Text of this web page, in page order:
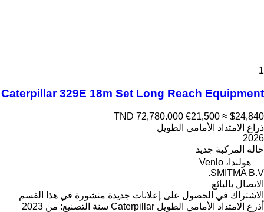
1
Caterpillar 329E 18m Set Long Reach Equipment
TND 72,780.000 €21,500 ≈ $24,840
ذراع الامتداد الأمامي الطويل
2026
حالة المركبة جديد
هولندا، Venlo
SMITMA B.V.
الاتصال بالبائع
الاشتراك في الحصول على إعلانات جديدة منشورة في هذا القسم
أذرع الامتداد الأمامي الطويل Caterpillar سنة التصنيع: من 2023